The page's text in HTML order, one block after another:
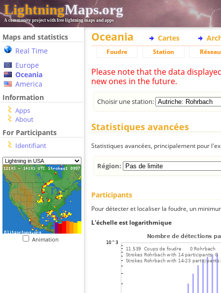
LightningMaps.org
A community project with free lightning maps and apps
Maps and statistics
Real Time
Europe
Oceania
America
Information
Apps
About
For Participants
Identifiant
Animation
Oceania Cartes
Foudre Station Réseau
Please note that the data
new ones in the future.
Choisir une station:
Statistiques avancées
Statistiques avancées, principalement pour
Région:
Participants
Pour détecter et localiser la foudre, un
L'échelle est logarithmique